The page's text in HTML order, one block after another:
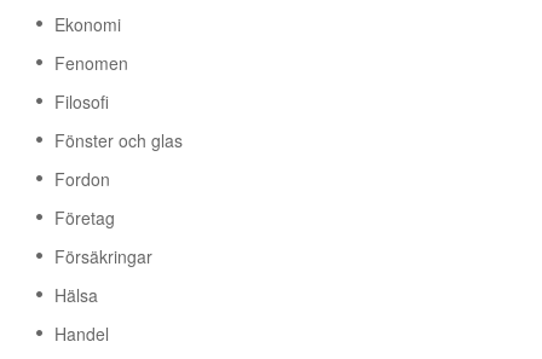
Ekonomi
Fenomen
Filosofi
Fönster och glas
Fordon
Företag
Försäkringar
Hälsa
Handel